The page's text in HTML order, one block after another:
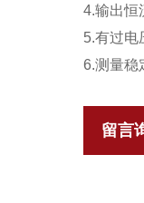
4.输出恒
5.有过电
6.测量稳
留言